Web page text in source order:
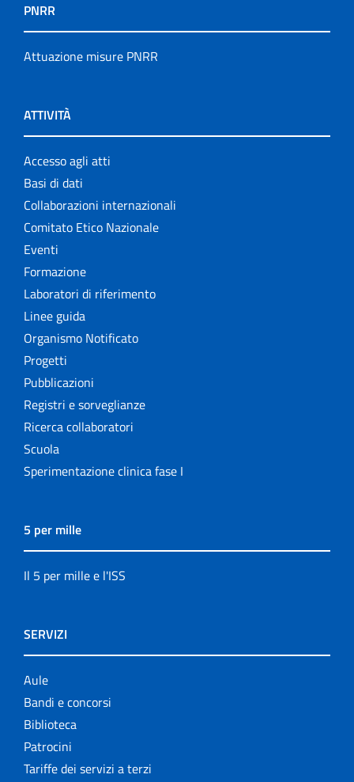
PNRR
Attuazione misure PNRR
ATTIVITÀ
Accesso agli atti
Basi di dati
Collaborazioni internazionali
Comitato Etico Nazionale
Eventi
Formazione
Laboratori di riferimento
Linee guida
Organismo Notificato
Progetti
Pubblicazioni
Registri e sorveglianze
Ricerca collaboratori
Scuola
Sperimentazione clinica fase I
5 per mille
Il 5 per mille e l'ISS
SERVIZI
Aule
Bandi e concorsi
Biblioteca
Patrocini
Tariffe dei servizi a terzi